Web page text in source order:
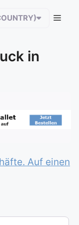
in
Auf einen